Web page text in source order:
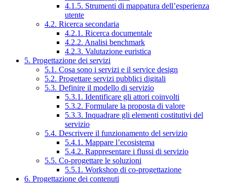
4.1.5. Strumenti di mappatura dell’esperienza
utente
4.2. Ricerca secondaria
4.2.1. Ricerca documentale
4.2.2. Analisi benchmark
4.2.3. Valutazione euristica
5. Progettazione dei servizi
5.1. Cosa sono i servizi e il service design
5.2. Progettare servizi pubblici digitali
5.3. Definire il modello di servizio
5.3.1. Identificare gli attori coinvolti
5.3.2. Formulare la proposta di valore
5.3.3. Inquadrare gli elementi costitutivi del
servizio
5.4. Descrivere il funzionamento del servizio
5.4.1. Mappare l’ecosistema
5.4.2. Rappresentare i flussi di servizio
5.5. Co-progettare le soluzioni
5.5.1. Workshop di co-progettazione
6. Progettazione dei contenuti